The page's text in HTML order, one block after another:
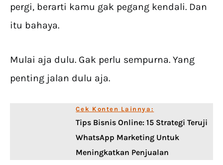
pergi, berarti kamu gak pegang kendali. Dan
itu bahaya.
Mulai aja dulu. Gak perlu sempurna. Yang
penting jalan dulu aja.
Cek Konten Lainnya:
Tips Bisnis Online: 15 Strategi Teruji
WhatsApp Marketing Untuk
Meningkatkan Penjualan